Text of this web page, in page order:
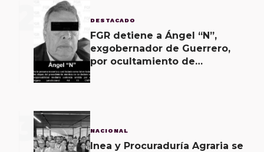
DESTACADO
FGR detiene a Ángel “N”,
exgobernador de Guerrero,
por ocultamiento de
3 NACIONAL
Inea y Procuraduría Agraria se